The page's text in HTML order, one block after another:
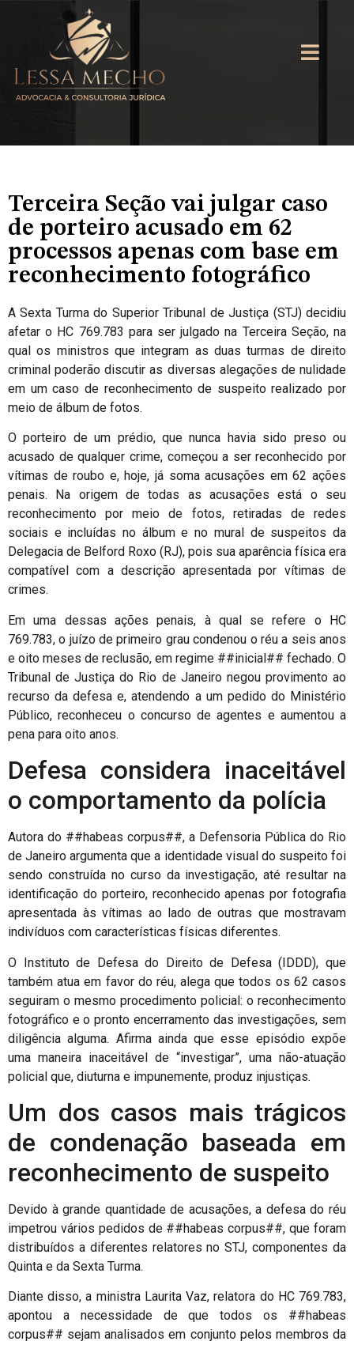
Terceira Seção vai julgar caso
de porteiro acusado em 62
processos apenas com base em
reconhecimento fotográfico
A Sexta Turma do Superior Tribunal de Justiça (STJ) decidiu
afetar o HC 769.783 para ser julgado na Terceira Seção, na
qual os ministros que integram as duas turmas de direito
criminal poderão discutir as diversas alegações de nulidade
em um caso de reconhecimento de suspeito realizado por
meio de álbum de fotos.
O porteiro de um prédio, que nunca havia sido preso ou
acusado de qualquer crime, começou a ser reconhecido por
vítimas de roubo e, hoje, já soma acusações em 62 ações
penais. Na origem de todas as acusações está o seu
reconhecimento por meio de fotos, retiradas de redes
sociais e incluídas no álbum e no mural de suspeitos da
Delegacia de Belford Roxo (RJ), pois sua aparência física era
compatível com a descrição apresentada por vítimas de
crimes.
Em uma dessas ações penais, à qual se refere o HC
769.783, o juízo de primeiro grau condenou o réu a seis anos
e oito meses de reclusão, em regime ##inicial## fechado. O
Tribunal de Justiça do Rio de Janeiro negou provimento ao
recurso da defesa e, atendendo a um pedido do Ministério
Público, reconheceu o concurso de agentes e aumentou a
pena para oito anos.
Defesa considera inaceitável
o comportamento da polícia
Autora do ##habeas corpus##, a Defensoria Pública do Rio
de Janeiro argumenta que a identidade visual do suspeito foi
sendo construída no curso da investigação, até resultar na
identificação do porteiro, reconhecido apenas por fotografia
apresentada às vítimas ao lado de outras que mostravam
indivíduos com características físicas diferentes.
O Instituto de Defesa do Direito de Defesa (IDDD), que
também atua em favor do réu, alega que todos os 62 casos
seguiram o mesmo procedimento policial: o reconhecimento
fotográfico e o pronto encerramento das investigações, sem
diligência alguma. Afirma ainda que esse episódio expõe
uma maneira inaceitável de “investigar”, uma não-atuação
policial que, diuturna e impunemente, produz injustiças.
Um dos casos mais trágicos
de condenação baseada em
reconhecimento de suspeito
Devido à grande quantidade de acusações, a defesa do réu
impetrou vários pedidos de ##habeas corpus##, que foram
distribuídos a diferentes relatores no STJ, componentes da
Quinta e da Sexta Turma.
Diante disso, a ministra Laurita Vaz, relatora do HC 769.783,
apontou a necessidade de que todos os ##habeas
corpus## sejam analisados em conjunto pelos membros da